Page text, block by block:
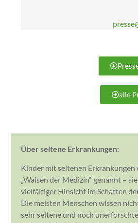
alle
Über seltene Erkrankungen:
Kinder mit seltenen Erkrankungen
„Waisen der Medizin“ genannt –
vielfältiger Hinsicht im Schatten
Die meisten Menschen wissen
sehr seltene und noch